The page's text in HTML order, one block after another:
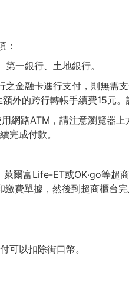
：
一銀行、土地銀行。
之金融卡進行支付，則無需
外的跨行轉帳手續費15元。
網路ATM，請注意瀏覽器
完成付款。
爾富Life-ET或OK‧go等超商
費單據，然後到超商櫃台完
可以扣除街口幣。